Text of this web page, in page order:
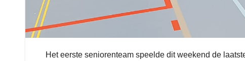
Het eerste seniorenteam speelde dit weekend de